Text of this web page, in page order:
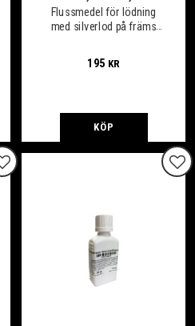
Flussmedel för lödning
med silverlod på främs
195 KR
KÖP
Lägg till i favoriter